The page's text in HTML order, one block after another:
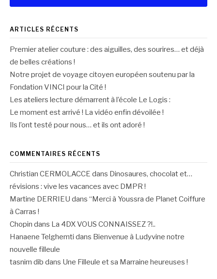
ARTICLES RÉCENTS
Premier atelier couture : des aiguilles, des sourires… et déjà
de belles créations !
Notre projet de voyage citoyen européen soutenu par la
Fondation VINCI pour la Cité !
Les ateliers lecture démarrent à l’école Le Logis :
Le moment est arrivé ! La vidéo enfin dévoilée !
Ils l’ont testé pour nous… et ils ont adoré !
COMMENTAIRES RÉCENTS
Christian CERMOLACCE dans Dinosaures, chocolat et…
révisions : vive les vacances avec DMPR !
Martine DERRIEU dans “Merci à Youssra de Planet Coiffure
à Carras !
Chopin dans La 4DX VOUS CONNAISSEZ ?!..
Hanaene Telghemti dans Bienvenue à Ludyvine notre
nouvelle filleule
tasnim dib dans Une Filleule et sa Marraine heureuses !